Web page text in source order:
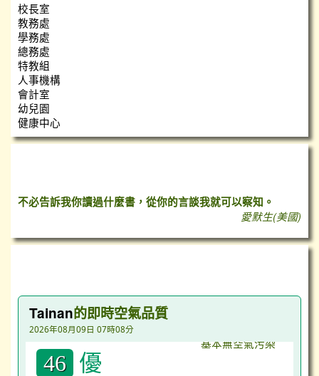
校長室
教務處
學務處
總務處
特教組
人事機構
會計室
幼兒園
健康中心
不必告訴我你讀過什麼書，從你的言談我就可以察知。
愛默生(美國)
Tainan的即時空氣品質
2026年08月09日 07時08分
46 優